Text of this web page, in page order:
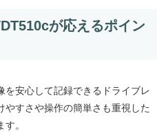
が応えるポイン
を安心して記録できるドライブレ
やすさや操作の簡単さも重視した
。